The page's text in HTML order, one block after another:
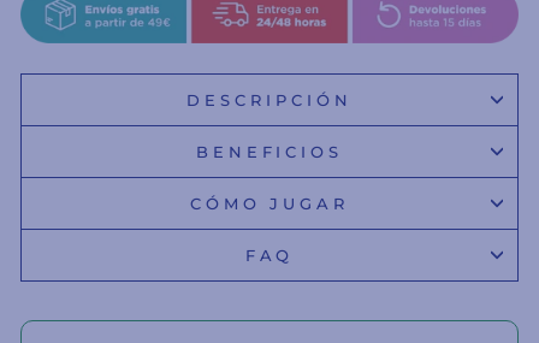
DESCRIPCIÓN
BENEFICIOS
CÓMO JUGAR
FAQ